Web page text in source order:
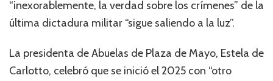
“inexorablemente, la verdad sobre los crímenes” de la
última dictadura militar “sigue saliendo a la luz”.
La presidenta de Abuelas de Plaza de Mayo, Estela de
Carlotto, celebró que se inició el 2025 con “otro